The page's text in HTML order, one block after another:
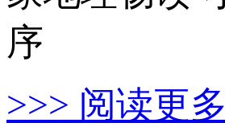
>>> 阅读更